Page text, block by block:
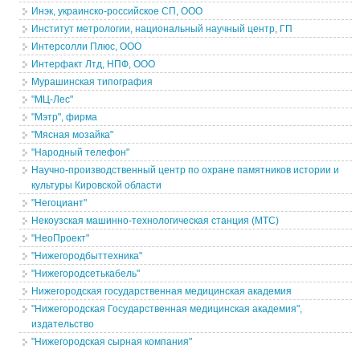
Инэк, украинско-российское СП, ООО
Институт метрологии, национальный научный центр, ГП
Интерсолли Плюс, ООО
Интерфакт Лтд, НПФ, ООО
Мурашинская типография
"МЦ-Лес"
"Мэтр", фирма
"Мясная мозайка"
"Народный телефон"
Научно-производственный центр по охране памятников истории и
культуры Кировской области
"Негоциант"
Некоузская машинно-технологическая станция (МТС)
"НеоПроект"
"Нижегородбыттехника"
"Нижегородсетькабель"
Нижегородская государственная медицинская академия
"Нижегородская Государственная медицинская академия",
издательство
"Нижегородская сырная компания"